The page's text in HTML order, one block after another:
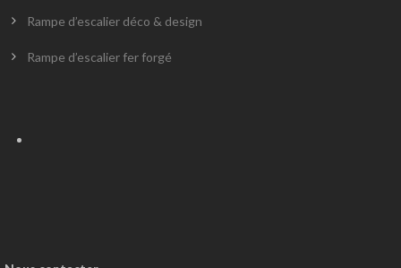
Rampe d’escalier déco & design
Rampe d’escalier fer forgé